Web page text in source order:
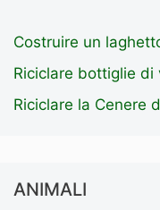
Costruire un
Riciclare bottiglie di
Riciclare la Cenere
ANIMALI